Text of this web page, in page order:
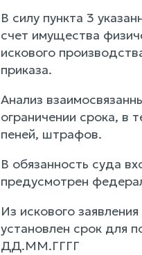
В силу пункта 3
счет имущества
искового
приказа.
Анализ
ограничении срока, в
пеней, штрафов.
В обязанность суда
предусмотрен
Из искового
установлен срок для
ДД.ММ.ГГГГ